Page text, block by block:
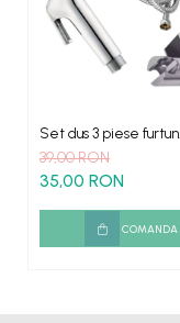
Set dus 3 piese furtun
metalic
39,00 RON
35,00 RON
COMANDA